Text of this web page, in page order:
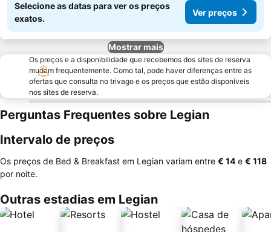
Selecione as datas para ver os preços
exatos.
Ver preços
Mostrar mais
Os preços e a disponibilidade que recebemos dos sites de reserva
mudam frequentemente. Como tal, pode haver diferenças entre as
ofertas que consulta no trivago e os preços que estão disponíveis
nos sites de reserva.
Perguntas Frequentes sobre Legian
Intervalo de preços
Os preços de Bed & Breakfast em Legian variam entre ‎€ 14 e ‎€ 118
por noite.
Outras estadias em Legian